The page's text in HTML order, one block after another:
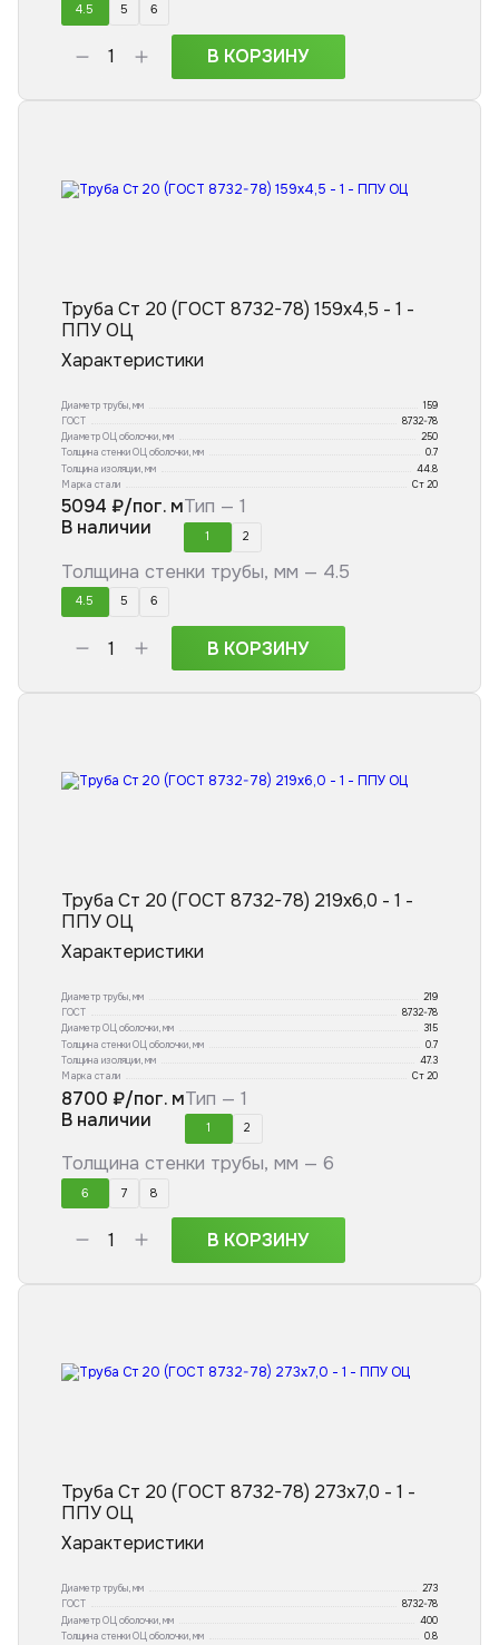
4.5 5 6
В КОРЗИНУ
Труба Ст 20 (ГОСТ 8732-78) 159x4,5 - 1 -
ППУ ОЦ
Характеристики
Диаметр трубы, мм
159
ГОСТ
8732-78
Диаметр ОЦ оболочки, мм
250
Толщина стенки ОЦ оболочки, мм
0.7
Толщина изоляции, мм
44.8
Марка стали
Ст 20
5094 ₽/пог. м
В наличии
Тип — 1
1 2
Толщина стенки трубы, мм — 4.5
4.5 5 6
В КОРЗИНУ
Труба Ст 20 (ГОСТ 8732-78) 219x6,0 - 1 -
ППУ ОЦ
Характеристики
Диаметр трубы, мм
219
ГОСТ
8732-78
Диаметр ОЦ оболочки, мм
315
Толщина стенки ОЦ оболочки, мм
0.7
Толщина изоляции, мм
47.3
Марка стали
Ст 20
8700 ₽/пог. м
В наличии
Тип — 1
1 2
Толщина стенки трубы, мм — 6
6 7 8
В КОРЗИНУ
Труба Ст 20 (ГОСТ 8732-78) 273x7,0 - 1 -
ППУ ОЦ
Характеристики
Диаметр трубы, мм
273
ГОСТ
8732-78
Диаметр ОЦ оболочки, мм
400
Толщина стенки ОЦ оболочки, мм
0.8